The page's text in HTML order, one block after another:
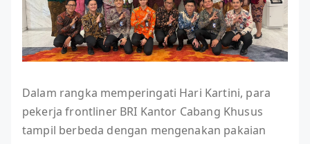
Dalam rangka memperingati Hari Kartini, para
pekerja frontliner BRI Kantor Cabang Khusus
tampil berbeda dengan mengenakan pakaian